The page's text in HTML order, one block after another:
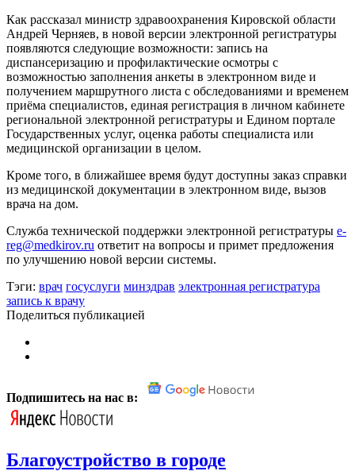
Как рассказал министр здравоохранения Кировской области
Андрей Черняев, в новой версии электронной регистратуры
появляются следующие возможности: запись на
диспансеризацию и профилактические осмотры с
возможностью заполнения анкеты в электронном виде и
получением маршрутного листа с обследованиями и временем
приёма специалистов, единая регистрация в личном кабинете
региональной электронной регистратуры и Едином портале
Государственных услуг, оценка работы специалиста или
медицинской организации в целом.
Кроме того, в ближайшее время будут доступны заказ справки
из медицинской документации в электронном виде, вызов
врача на дом.
Служба технической поддержки электронной регистратуры e-
reg@medkirov.ru ответит на вопросы и примет предложения
по улучшению новой версии системы.
Тэги: врач госуслуги минздрав электронная регистратура
запись к врачу
Поделиться публикацией
Подпишитесь на нас в:
Благоустройство в городе